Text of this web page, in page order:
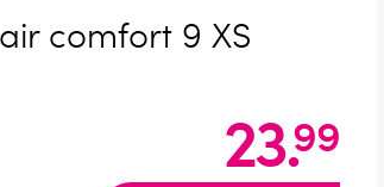
comfort 9 XS
23.99